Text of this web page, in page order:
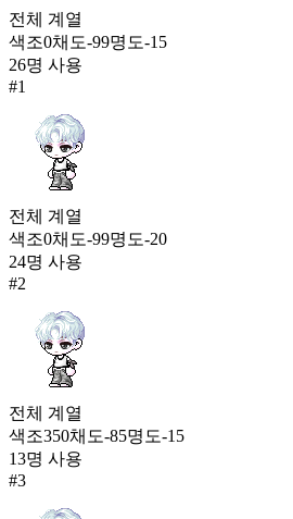
파멸의 계약(남)
431
234
매지컬 드레스(여)
월묘 옷
430
236
콘서트 뮤즈 소프라노(여)
딸기우유 퍼 원피스(여)
238
난생 처음 슈트
423
전체 계열
색조0채도-99명도-15
26명 사용
#1
전체 계열
색조0채도-99명도-20
24명 사용
#2
전체 계열
색조350채도-85명도-15
13명 사용
#3